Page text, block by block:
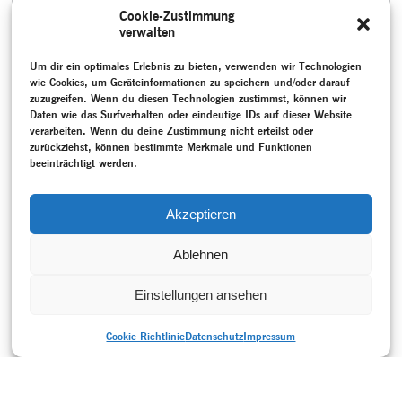
Cookie-Zustimmung
verwalten
Um dir ein optimales Erlebnis zu bieten, verwenden wir Technologien
wie Cookies, um Geräteinformationen zu speichern und/oder darauf
zuzugreifen. Wenn du diesen Technologien zustimmst, können wir
Daten wie das Surfverhalten oder eindeutige IDs auf dieser Website
verarbeiten. Wenn du deine Zustimmung nicht erteilst oder
zurückziehst, können bestimmte Merkmale und Funktionen
beeinträchtigt werden.
Akzeptieren
Ablehnen
Einstellungen ansehen
Cookie-RichtlinieDatenschutzImpressum
CITY DANCE KÖLN
Die Choreografin Stephanie
Thiersch brachte mit „City
Walk-Performances aus den
1970ern nach Deutschland.
MEHR
SCHLAGWORTE
Deutsches Kaiserreich (1871-1918)
Programmheft